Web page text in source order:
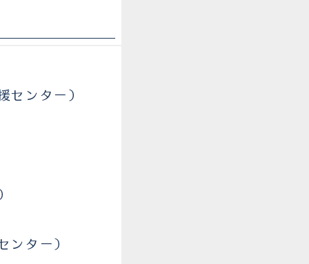
センター）
ンター）